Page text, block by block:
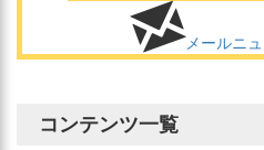
メールニ
コンテンツ一覧